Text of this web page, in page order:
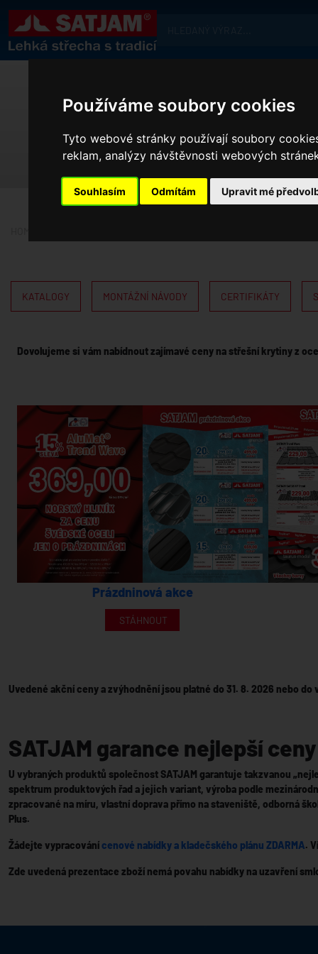
Používáme soubory cookies
Tyto webové stránky používají soubory
reklam, analýzy návštěvnosti webových
Souhlasím Odmítám Upravit mé
KATALOGY MONTÁŽNÍ NÁVODY CERTIFIKÁTY
Dovolujeme si vám nabídnout zajímavé ceny na střešní krytiny z
Prázdninová akce
STÁHNOUT
Uvedené akční ceny a zvýhodnění jsou platné do 31. 8. 2026 nebo do
SATJAM garance nejlepší ceny
U vybraných produktů společnost SATJAM garantuje takzvanou
spektrum produktových řad a jejich variant, výroba podle
zpracované na míru, vlastní doprava přímo na staveniště, odborná
Plus.
Žádejte vypracovánícenové nabídky a kladečského plánu ZDARMA.
Zde uvedená prezentace zboží nemá povahu nabídky na uzavření